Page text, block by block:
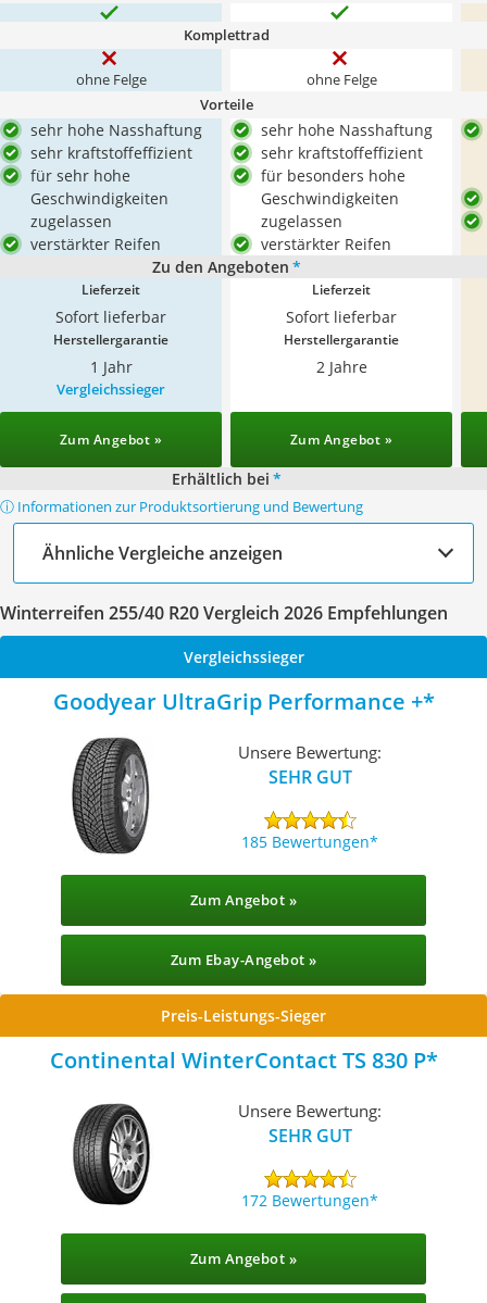
Komplettrad
ohne Felge ohne Felge
Vorteile
sehr hohe Nasshaftung
sehr kraftstoffeffizient
für sehr hohe
Geschwindigkeiten
zugelassen
verstärkter Reifen
sehr hohe Nasshaftung
sehr kraftstoffeffizient
für besonders hohe
Geschwindigkeiten
zugelassen
verstärkter Reifen
Zu den Angeboten *
Lieferzeit
Sofort lieferbar
Lieferzeit
Sofort lieferbar
Herstellergarantie
1 Jahr
Herstellergarantie
2 Jahre
Vergleichssieger
Zum Angebot » Zum Angebot »
Erhältlich bei *
ⓘ Informationen zur Produktsortierung und Bewertung
Ähnliche Vergleiche anzeigen
Winterreifen 255/40 R20 Vergleich 2026 Empfehlungen
Vergleichssieger
Goodyear UltraGrip Performance +
Unsere Bewertung:
SEHR GUT
185 Bewertungen
Zum Angebot »
Zum Ebay-Angebot »
Preis-Leistungs-Sieger
Continental WinterContact TS 830 P
Unsere Bewertung:
SEHR GUT
172 Bewertungen
Zum Angebot »